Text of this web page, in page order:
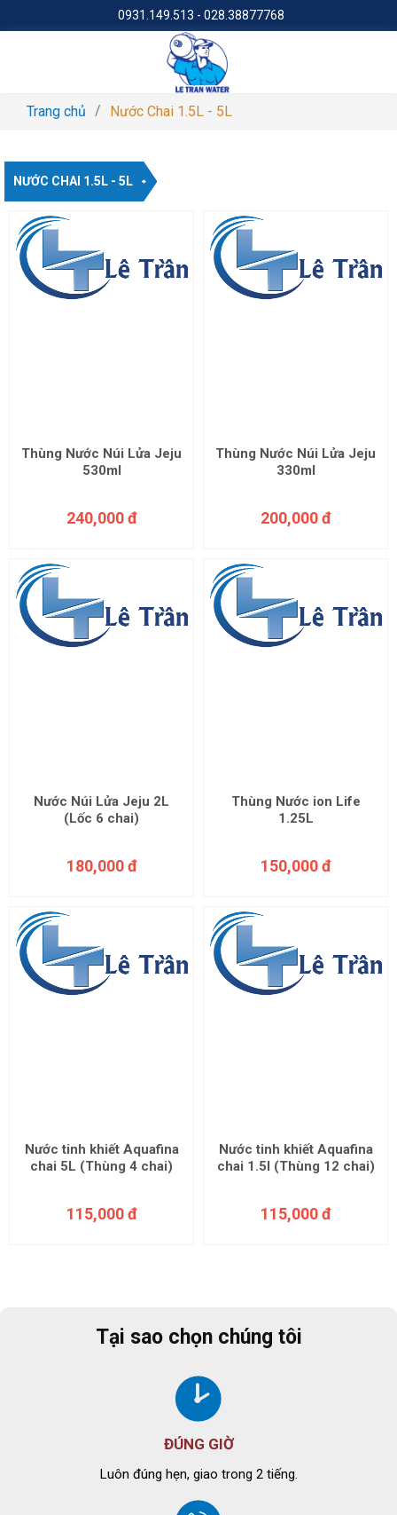
0931.149.513 - 028.38877768
Trang chủ Nước Chai 1.5L - 5L
NƯỚC CHAI 1.5L - 5L
Thùng Nước Núi Lửa Jeju
530ml
240,000 đ
Thùng Nước Núi Lửa Jeju
330ml
200,000 đ
Nước Núi Lửa Jeju 2L
(Lốc 6 chai)
180,000 đ
Thùng Nước ion Life
1.25L
150,000 đ
Nước tinh khiết Aquafina
chai 5L (Thùng 4 chai)
115,000 đ
Nước tinh khiết Aquafina
chai 1.5l (Thùng 12 chai)
115,000 đ
Tại sao chọn chúng tôi
ĐÚNG GIỜ
Luôn đúng hẹn, giao trong 2 tiếng.